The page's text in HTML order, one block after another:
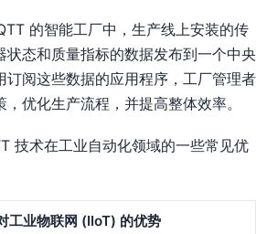
的智能工厂中，生产线上安装的传
状态和质量指标的数据发布到一个中央
订阅这些数据的应用程序，工厂管理者
优化生产流程，并提高整体效率。
技术在工业自动化领域的一些常见优
工业物联网 (IIoT) 的优势